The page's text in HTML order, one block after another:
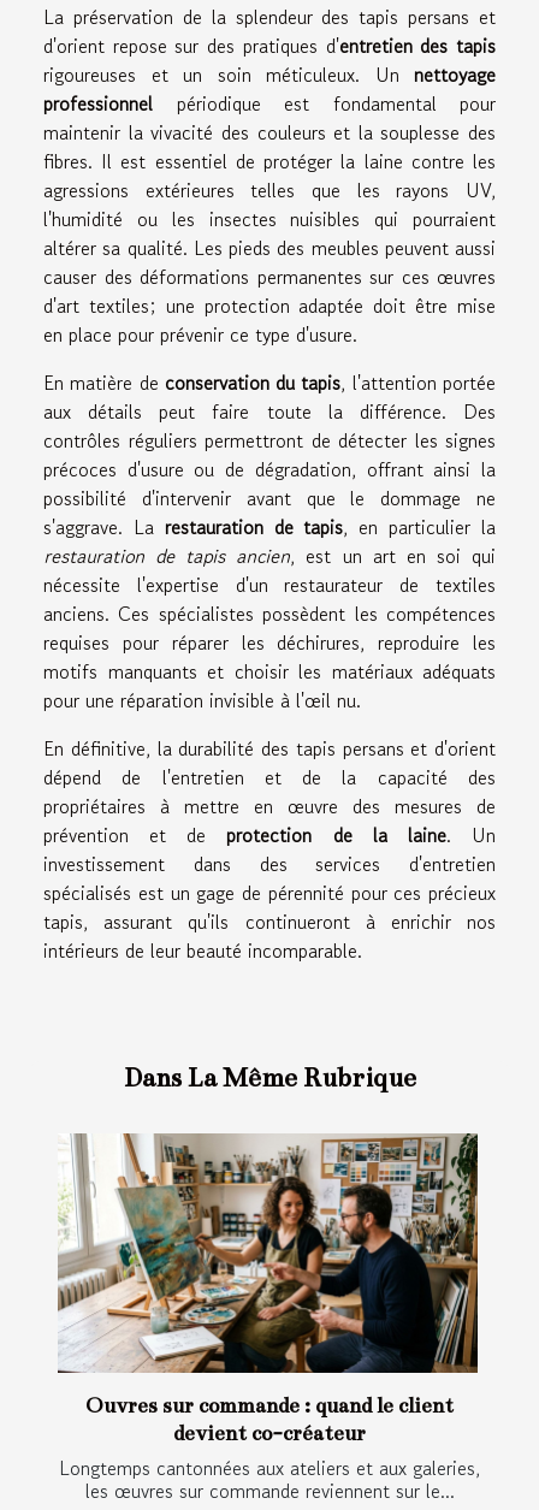
La préservation de la splendeur des tapis persans et
d'orient repose sur des pratiques d'entretien des tapis
rigoureuses et un soin méticuleux. Un nettoyage
professionnel périodique est fondamental pour
maintenir la vivacité des couleurs et la souplesse des
fibres. Il est essentiel de protéger la laine contre les
agressions extérieures telles que les rayons UV,
l'humidité ou les insectes nuisibles qui pourraient
altérer sa qualité. Les pieds des meubles peuvent aussi
causer des déformations permanentes sur ces œuvres
d'art textiles; une protection adaptée doit être mise
en place pour prévenir ce type d'usure.
En matière de conservation du tapis, l'attention portée
aux détails peut faire toute la différence. Des
contrôles réguliers permettront de détecter les signes
précoces d'usure ou de dégradation, offrant ainsi la
possibilité d'intervenir avant que le dommage ne
s'aggrave. La restauration de tapis, en particulier la
restauration de tapis ancien, est un art en soi qui
nécessite l'expertise d'un restaurateur de textiles
anciens. Ces spécialistes possèdent les compétences
requises pour réparer les déchirures, reproduire les
motifs manquants et choisir les matériaux adéquats
pour une réparation invisible à l'œil nu.
En définitive, la durabilité des tapis persans et d'orient
dépend de l'entretien et de la capacité des
propriétaires à mettre en œuvre des mesures de
prévention et de protection de la laine. Un
investissement dans des services d'entretien
spécialisés est un gage de pérennité pour ces précieux
tapis, assurant qu'ils continueront à enrichir nos
intérieurs de leur beauté incomparable.
Dans La Même Rubrique
Œuvres sur commande : quand le client
devient co-créateur
Longtemps cantonnées aux ateliers et aux galeries,
les œuvres sur commande reviennent sur le...